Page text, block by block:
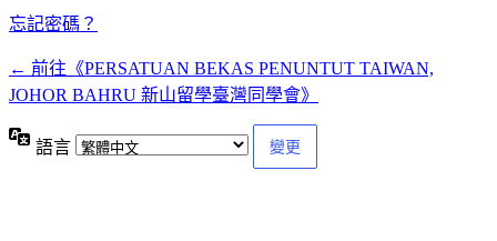
忘記密碼？
← 前往《PERSATUAN BEKAS PENUNTUT TAIWAN,
JOHOR BAHRU 新山留學臺灣同學會》
語言